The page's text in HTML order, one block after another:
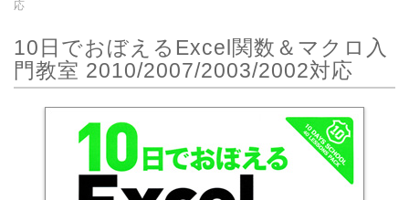
応
10日でおぼえるExcel関数＆マクロ入
門教室 2010/2007/2003/2002対応